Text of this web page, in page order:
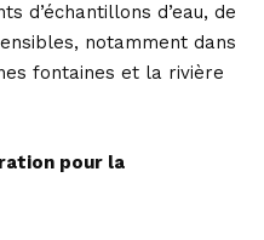
d’échantillons d’eau, de
notamment dans
fontaines et la rivière
pour la